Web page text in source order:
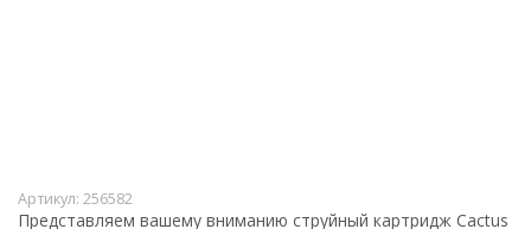
Артикул: 256582
Представляем вашему вниманию струйный картридж Cactus